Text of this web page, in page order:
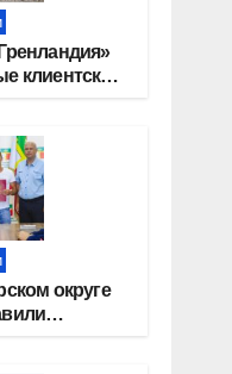
клиентские
компаний
округе